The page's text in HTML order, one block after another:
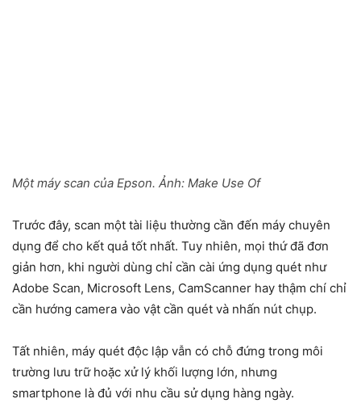
Một máy scan của Epson. Ảnh: Make Use Of
Trước đây, scan một tài liệu thường cần đến máy chuyên
dụng để cho kết quả tốt nhất. Tuy nhiên, mọi thứ đã đơn
giản hơn, khi người dùng chỉ cần cài ứng dụng quét như
Adobe Scan, Microsoft Lens, CamScanner hay thậm chí chỉ
cần hướng camera vào vật cần quét và nhấn nút chụp.
Tất nhiên, máy quét độc lập vẫn có chỗ đứng trong môi
trường lưu trữ hoặc xử lý khối lượng lớn, nhưng
smartphone là đủ với nhu cầu sử dụng hàng ngày.